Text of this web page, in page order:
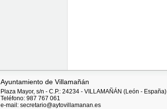
Ayuntamiento de Villamañán
Plaza Mayor, s/n - C.P.: 24234 - VILLAMAÑÁN (León - España)
Teléfono: 987 767 061
e-mail: secretario@aytovillamanan.es